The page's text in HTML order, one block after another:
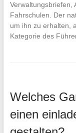
Verwaltungsbriefen,
Fahrschulen. Der
um ihn zu erhalten,
Kategorie des
Welches
einen